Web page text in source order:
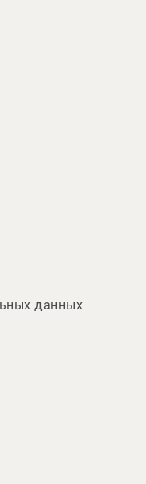
данных